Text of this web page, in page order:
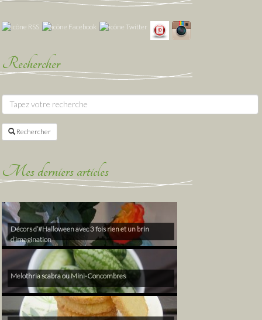
Rechercher
Rechercher
Mes derniers articles
Décors d’#Halloween avec 3 fois rien et un brin
d’imagination
Melothria scabra ou Mini-Concombres